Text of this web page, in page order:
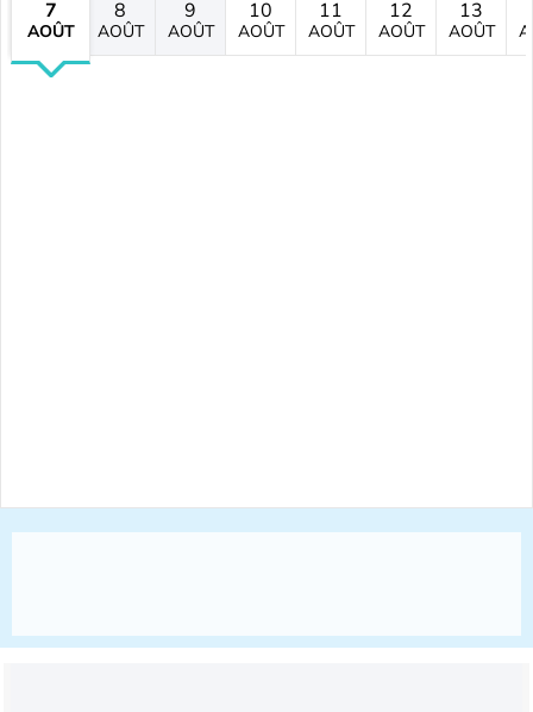
7
AOÛT
8
AOÛT
9
AOÛT
10
AOÛT
11
AOÛT
12
AOÛT
13
AOÛT